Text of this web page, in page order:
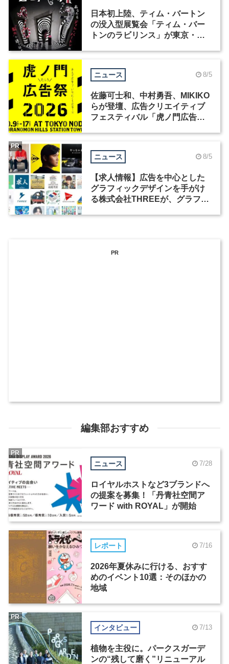
日本初上陸、ティム・バートン
の没入型展覧会「ティム・バー
トンのラビリンス」が東京・豊
ニュース 8/5
佐藤可士和、中村勇吾、MIKIKO
らが登壇、広告クリエイティブ
フェスティバル「虎ノ門広告
ニュース 8/5
【求人情報】広告を中心とした
グラフィックデザインを手がけ
る株式会社THREEが、グラフィ
PR
PR
編集部おすすめ
ニュース 7/28
ロイヤルホストなど3ブランドへ
の提案を募集！「丹青社空間ア
ワード with ROYAL」が開始
PR
レポート 7/16
2026年夏休みに行ける、おすす
めのイベント10選：そのほかの
地域
インタビュー 7/13
植物を主役に。パークスガーデ
ンの“残して磨く”リニューアル
PR